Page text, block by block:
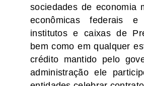
sociedades de economia
econômicas federais
institutos e caixas de
bem como em qualquer
crédito mantido pelo
administração ele